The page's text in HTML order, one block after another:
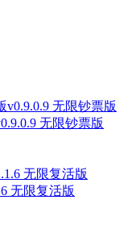
无限钞票版
无限复活版